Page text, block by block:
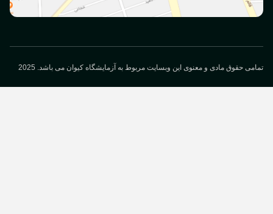
حقوق مادی و معنوی این وبسایت مربوط به آزمایشگاه کیوان می باشد. 2025